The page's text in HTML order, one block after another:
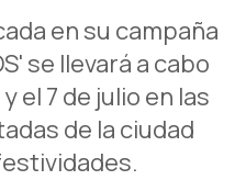
en su campaña
se llevará a cabo
el 7 de julio en las
de la ciudad